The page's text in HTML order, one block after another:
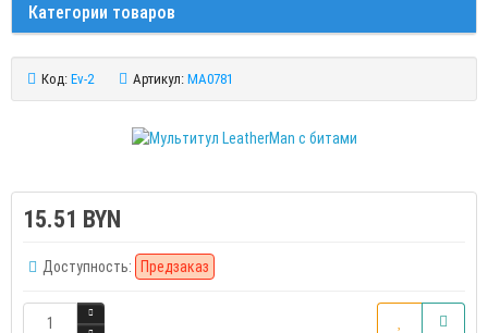
Категории товаров
Код: Ev-2 Артикул: MA0781
15.51 BYN
Доступность: Предзаказ